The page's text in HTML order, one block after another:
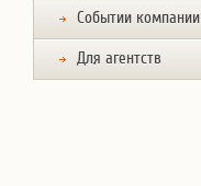
Событии компании
Для агентств